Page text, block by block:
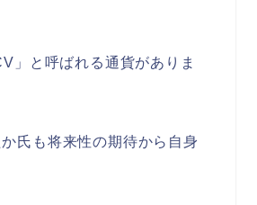
」と呼ばれる通貨がありま
氏も将来性の期待から自身